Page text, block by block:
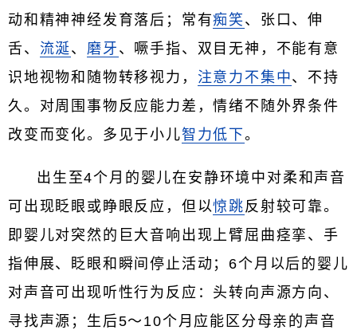
动和精神神经发育落后；常有痴笑 、张口、伸
舌、 流涎 、 磨牙 、噘手指、双目无神，不能有意
识地视物和随物转移视力， 注意力不集中、不持
久。对周围事物反应能力差，情绪不随外界条件
改变而变化。多见于小儿智力低下。
出生至4个月的婴儿在安静环境中对柔和声音
可出现眨眼或睁眼反应，但以惊跳反射较可靠。
即婴儿对突然的巨大音响出现上臂屈曲痉挛、手
指伸展、眨眼和瞬间停止活动；6个月以后的婴儿
对声音可出现听性行为反应：头转向声源方向、
寻找声源；生后5～10个月应能区分母亲的声音